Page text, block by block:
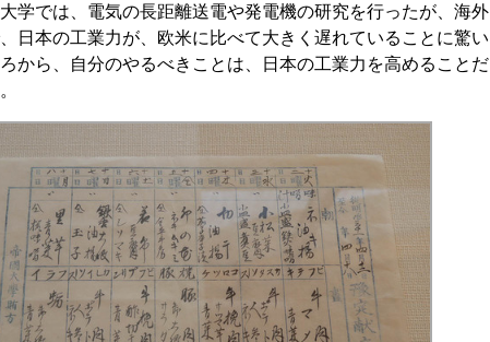
学では、電気の長距離送電や発電機の研究を行ったが、海外
日本の工業力が、欧米に比べて大きく遅れていることに驚い
から、自分のやるべきことは、日本の工業力を高めることだ